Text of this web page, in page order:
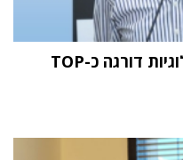
מחקר STKI השנתי: וואן טכנולוגיות דורגה כ-TOP